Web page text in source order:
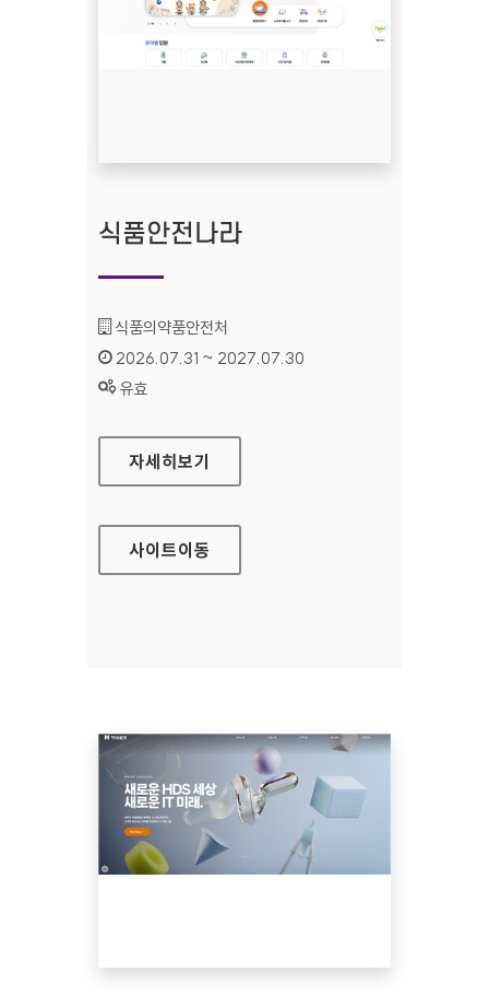
식품안전나라
기관명 :
식품의약품안전처
인증기간 :
2026.07.31 ~ 2027.07.30
상태 :
유효
식품안전나라
자세히보기
사이트이동